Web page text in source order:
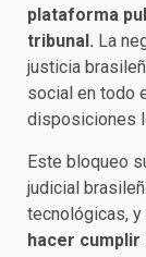
plataforma
tribunal. La
justicia
social en todo
disposiciones
Este bloqueo
judicial
tecnológicas, y
hacer cumplir